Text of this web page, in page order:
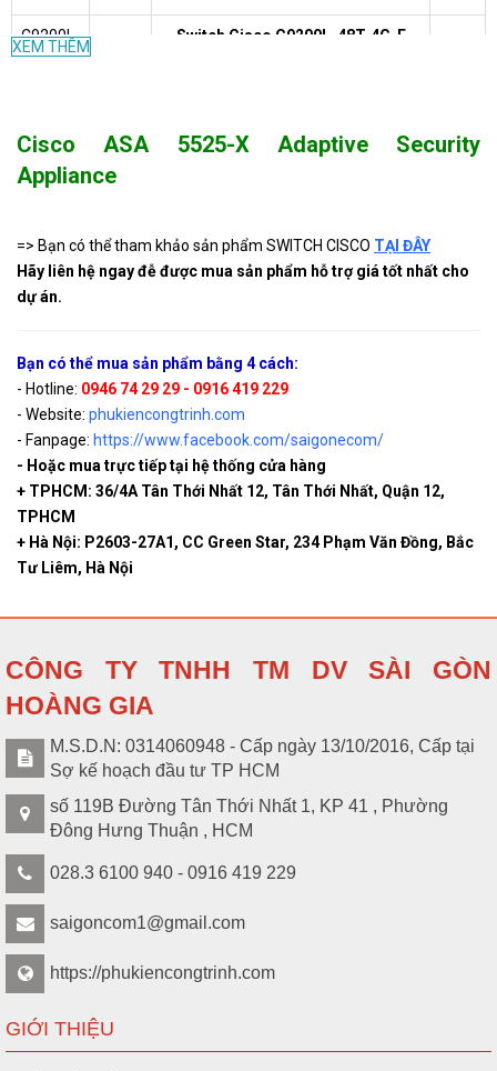
C9200L-
48T-4G-
Switch Cisco C9200L-48T-4G-E
24T-4G-
Catalyst 9200L 24-port Data 4x1G
Liên
hệ
24TS-
AP
Catalyst 2960L 24 port GigE, 4 x 1G
SFP, LAN Lite
16TS-LL
SG350-
10SFP-
K9-EU
Switch quang Cisco SG350-10SFP-
K9 8 port 10/100/1000Mbps + 2
Gigabit copper/SFP
WS-
C2960L-
Switch Cisco 8 port 10/100/1000
XEM THÊM
Cisco ASA 5525-X Adaptive Security
Appliance
=> Bạn có thể tham khảo sản phẩm SWITCH CISCO TẠI ĐÂY
Hãy liên hệ ngay đễ được mua sản phẩm hỗ trợ giá tốt nhất cho
dự án.
Bạn có thể mua sản phẩm bằng 4 cách:
- Hotline: 0946 74 29 29 - 0916 419 229
- Website: phukiencongtrinh.com
- Fanpage: https://www.facebook.com/saigonecom/
- Hoặc mua trực tiếp tại hệ thống cửa hàng
+ TPHCM: 36/4A Tân Thới Nhất 12, Tân Thới Nhất, Quận 12,
TPHCM
+ Hà Nội: P2603-27A1, CC Green Star, 234 Phạm Văn Đồng, Bắc
Tư Liêm, Hà Nội
CÔNG TY TNHH TM DV SÀI GÒN
HOÀNG GIA
M.S.D.N: 0314060948 - Cấp ngày 13/10/2016, Cấp tại
Sợ kế hoạch đầu tư TP HCM
số 119B Đường Tân Thới Nhất 1, KP 41 , Phường
Đông Hưng Thuận , HCM
028.3 6100 940 - 0916 419 229
saigoncom1@gmail.com
https://phukiencongtrinh.com
GIỚI THIỆU